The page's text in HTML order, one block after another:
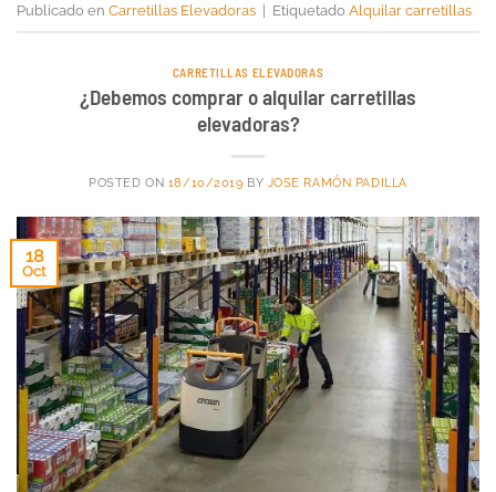
Publicado en Carretillas Elevadoras Etiquetado Alquilar carretillas
CARRETILLAS ELEVADORAS
¿Debemos comprar o alquilar carretillas
elevadoras?
POSTED ON 18/10/2019 BY JOSE RAMÓN PADILLA
18
Oct